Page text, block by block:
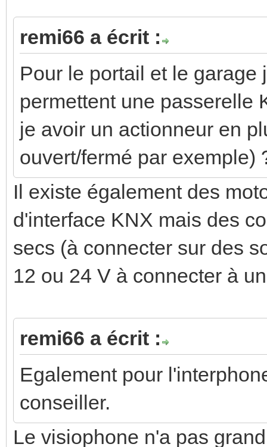
remi66 a écrit :
Pour le portail et le
permettent une passerelle
je avoir un actionneur en
ouvert/fermé par exemple)
Il existe également des
d'interface KNX mais des
secs (à connecter sur des
12 ou 24 V à connecter à
remi66 a écrit :
Egalement pour
conseiller.
Le visiophone n'a pas